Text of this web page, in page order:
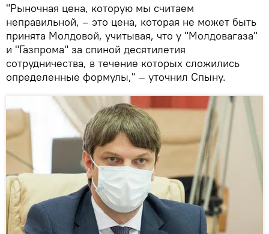
"Рыночная цена, которую мы считаем
неправильной, – это цена, которая не может быть
принята Молдовой, учитывая, что у "Молдовагаза"
и "Газпрома" за спиной десятилетия
сотрудничества, в течение которых сложились
определенные формулы," – уточнил Спыну.